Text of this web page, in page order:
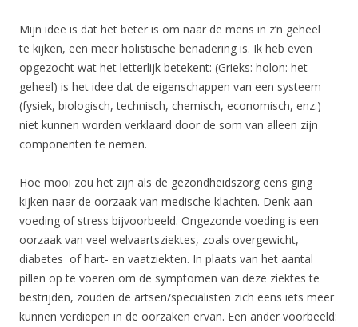
Mijn idee is dat het beter is om naar de mens in z’n geheel
te kijken, een meer holistische benadering is. Ik heb even
opgezocht wat het letterlijk betekent: (Grieks: holon: het
geheel) is het idee dat de eigenschappen van een systeem
(fysiek, biologisch, technisch, chemisch, economisch, enz.)
niet kunnen worden verklaard door de som van alleen zijn
componenten te nemen.
Hoe mooi zou het zijn als de gezondheidszorg eens ging
kijken naar de oorzaak van medische klachten. Denk aan
voeding of stress bijvoorbeeld. Ongezonde voeding is een
oorzaak van veel welvaartsziektes, zoals overgewicht,
diabetes of hart- en vaatziekten. In plaats van het aantal
pillen op te voeren om de symptomen van deze ziektes te
bestrijden, zouden de artsen/specialisten zich eens iets meer
kunnen verdiepen in de oorzaken ervan. Een ander voorbeeld: